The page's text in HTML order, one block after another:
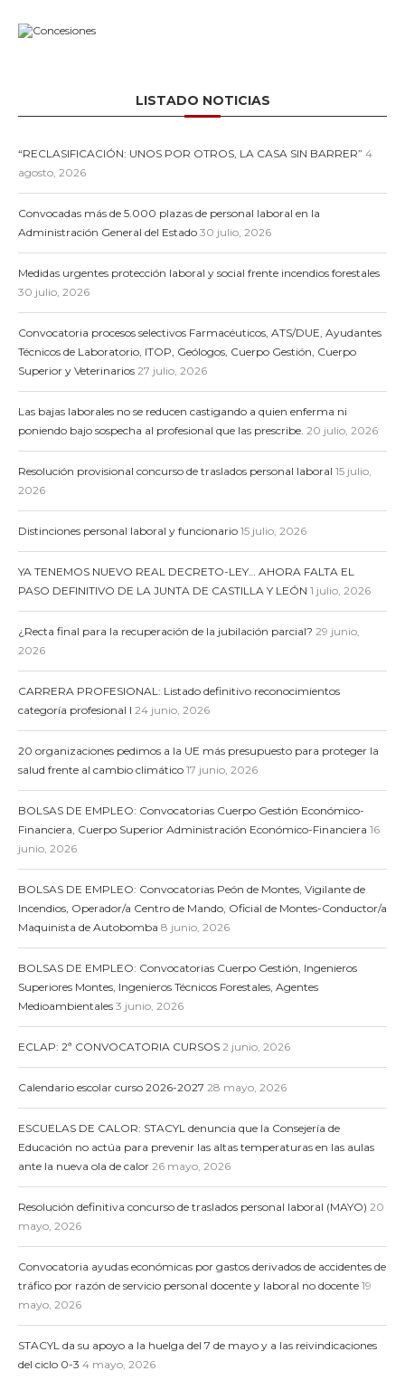
LISTADO NOTICIAS
“RECLASIFICACIÓN: UNOS POR OTROS, LA CASA SIN BARRER” 4
agosto, 2026
Convocadas más de 5.000 plazas de personal laboral en la
Administración General del Estado 30 julio, 2026
Medidas urgentes protección laboral y social frente incendios forestales
30 julio, 2026
Convocatoria procesos selectivos Farmacéuticos, ATS/DUE, Ayudantes
Técnicos de Laboratorio, ITOP, Geólogos, Cuerpo Gestión, Cuerpo
Superior y Veterinarios 27 julio, 2026
Las bajas laborales no se reducen castigando a quien enferma ni
poniendo bajo sospecha al profesional que las prescribe. 20 julio, 2026
Resolución provisional concurso de traslados personal laboral 15 julio,
2026
Distinciones personal laboral y funcionario 15 julio, 2026
YA TENEMOS NUEVO REAL DECRETO-LEY… AHORA FALTA EL
PASO DEFINITIVO DE LA JUNTA DE CASTILLA Y LEÓN 1 julio, 2026
¿Recta final para la recuperación de la jubilación parcial? 29 junio,
2026
CARRERA PROFESIONAL: Listado definitivo reconocimientos
categoría profesional I 24 junio, 2026
20 organizaciones pedimos a la UE más presupuesto para proteger la
salud frente al cambio climático 17 junio, 2026
BOLSAS DE EMPLEO: Convocatorias Cuerpo Gestión Económico-
Financiera, Cuerpo Superior Administración Económico-Financiera 16
junio, 2026
BOLSAS DE EMPLEO: Convocatorias Peón de Montes, Vigilante de
Incendios, Operador/a Centro de Mando, Oficial de Montes-Conductor/a
Maquinista de Autobomba 8 junio, 2026
BOLSAS DE EMPLEO: Convocatorias Cuerpo Gestión, Ingenieros
Superiores Montes, Ingenieros Técnicos Forestales, Agentes
Medioambientales 3 junio, 2026
ECLAP: 2ª CONVOCATORIA CURSOS 2 junio, 2026
Calendario escolar curso 2026-2027 28 mayo, 2026
ESCUELAS DE CALOR: STACYL denuncia que la Consejería de
Educación no actúa para prevenir las altas temperaturas en las aulas
ante la nueva ola de calor 26 mayo, 2026
Resolución definitiva concurso de traslados personal laboral (MAYO) 20
mayo, 2026
Convocatoria ayudas económicas por gastos derivados de accidentes de
tráfico por razón de servicio personal docente y laboral no docente 19
mayo, 2026
STACYL da su apoyo a la huelga del 7 de mayo y a las reivindicaciones
del ciclo 0-3 4 mayo, 2026